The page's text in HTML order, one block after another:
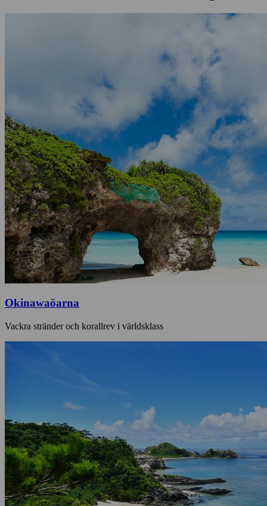
Okinawaöarna
Vackra stränder och korallrev i världsklass